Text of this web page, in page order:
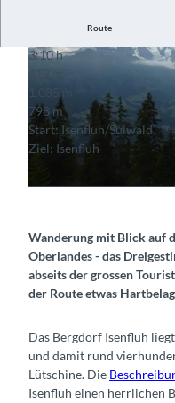
© Berne Rando, Berner Wanderwege
Route
3:10 h
419 m
1.085 m
798 m
Start: Isenfluh/Sulwald
Ziel: Isenfluh
Wanderung mit Blick auf
Oberlandes - das
abseits der grossen
der Route etwas
Das Bergdorf Isenfluh
und damit rund
Lütschine. Die
Isenfluh einen herrlichen